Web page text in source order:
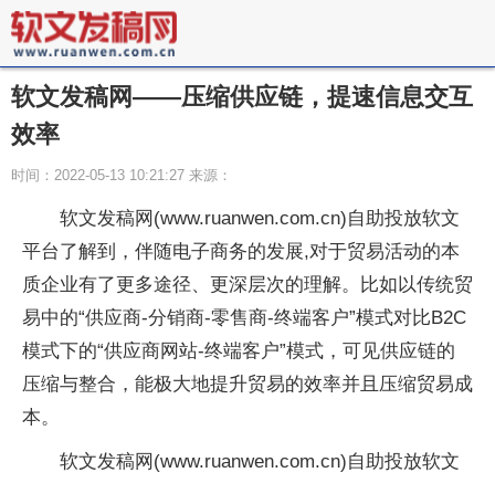
软文发稿网——压缩供应链，提速信息交互
效率
时间：2022-05-13 10:21:27 来源：
软文发稿网(www.ruanwen.com.cn)自助投放软文
平台了解到，伴随电子商务的发展,对于贸易活动的本
质企业有了更多途径、更深层次的理解。比如以传统贸
易中的“供应商-分销商-零售商-终端客户”模式对比B2C
模式下的“供应商网站-终端客户”模式，可见供应链的
压缩与整合，能极大地提升贸易的效率并且压缩贸易成
本。
软文发稿网(www.ruanwen.com.cn)自助投放软文